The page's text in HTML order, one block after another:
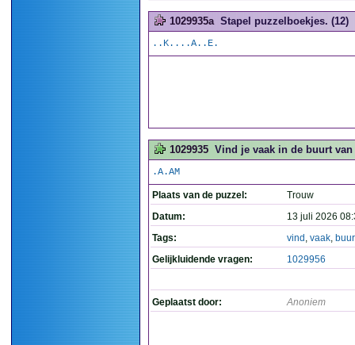
1029935a Stapel puzzelboekjes. (12)
..K....A..E.
1029935 Vind je vaak in de buurt van
.A.AM
Plaats van de puzzel:
Trouw
Datum:
13 juli 2026
Tags:
vind , vaak,
Gelijkluidende vragen:
1029956
Geplaatst door: Anoniem